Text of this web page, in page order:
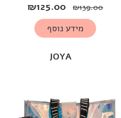
JOYA
₪139.00
₪125.00
מידע נוסף